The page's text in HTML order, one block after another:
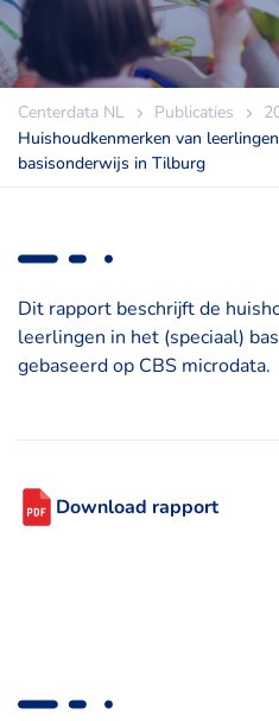
Centerdata NL Publicaties
Huishoudkenmerken van
basisonderwijs in Tilburg
Dit rapport beschrijft de
leerlingen in het (speciaal)
gebaseerd op CBS microdata.
Download rapport